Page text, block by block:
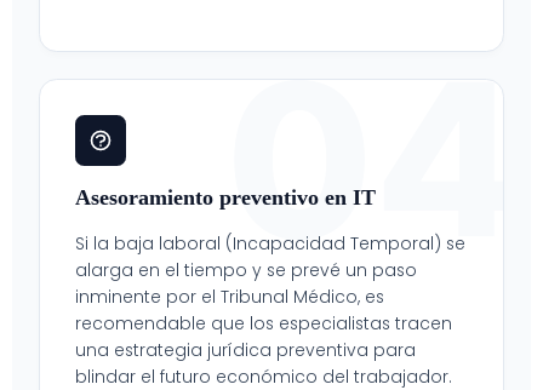
04
Asesoramiento preventivo en IT
Si la baja laboral (Incapacidad Temporal) se
alarga en el tiempo y se prevé un paso
inminente por el Tribunal Médico, es
recomendable que los especialistas tracen
una estrategia jurídica preventiva para
blindar el futuro económico del trabajador.